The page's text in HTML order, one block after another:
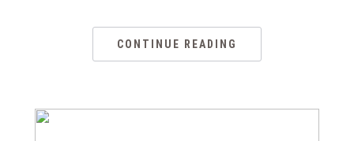
CONTINUE READING